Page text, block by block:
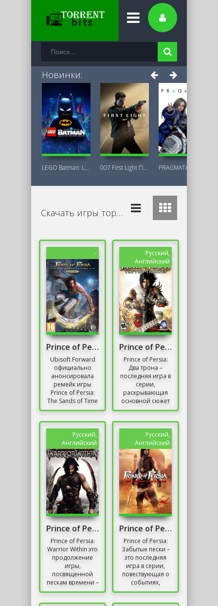
Новинки:
LEGO Batman: Legacy of the Dark Knight 007 First Light Последняя Версия
Скачать игры торрент бесплатно
-
Prince of Persia: The Sands of Time Remake
Ubisoft Forward
официально
анонсировала
ремейк игры
Prince of Persia:
The Sands of Time
2003 года. Это
забытой серии...
Русский,
Английский
Prince of Persia: The Two Thrones
Prince of Persia:
Два трона –
последняя игра в
серии,
раскрывающая
основной сюжет
проектов от
предстоит
принять...
Русский,
Английский
Prince of Persia: Warrior Within
Prince of Persia:
Warrior Within это
продолжение
игры,
посвященной
пескам времени –
Prince of Persia:
Русский,
Английский
Prince of Persia: The Forgotten Sands
Prince of Persia:
Забытые пески –
это последняя
игра в серии,
повествующая о
событиях,
произошедших